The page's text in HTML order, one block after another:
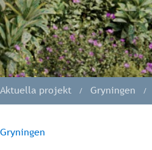
Aktuella projekt Gryningen
Gryningen